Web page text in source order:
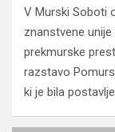
V Murski Soboti
znanstvene
prekmurske
razstavo
ki je bila